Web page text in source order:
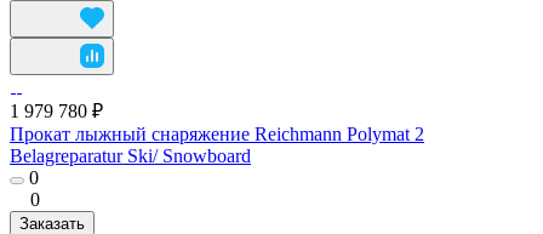
1 979 780 ₽
Прокат лыжный снаряжение Reichmann Polymat 2
Belagreparatur Ski/ Snowboard
0
0
Заказать